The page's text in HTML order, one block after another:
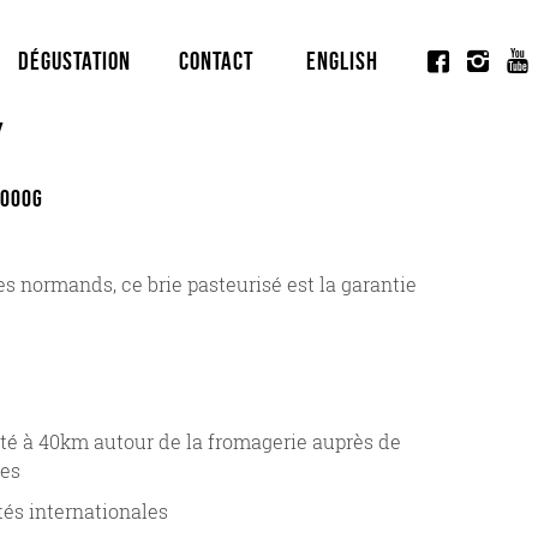
Dégustation Contact English
normands, ce brie pasteurisé est la garantie
à 40km autour de la fromagerie auprès de
internationales